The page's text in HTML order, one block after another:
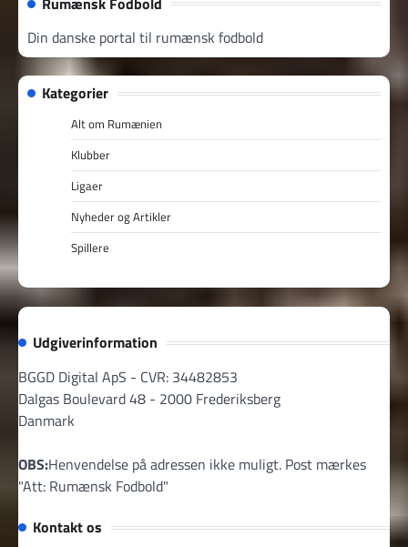
Din danske portal til rumænsk fodbold
Kategorier
Alt om Rumænien
Klubber
Ligaer
Nyheder og Artikler
Spillere
Udgiverinformation
BGGD Digital ApS - CVR: 34482853
Dalgas Boulevard 48 - 2000 Frederiksberg
Danmark
OBS:Henvendelse på adressen ikke muligt. Post mærkes
"Att: Rumænsk Fodbold"
Kontakt os